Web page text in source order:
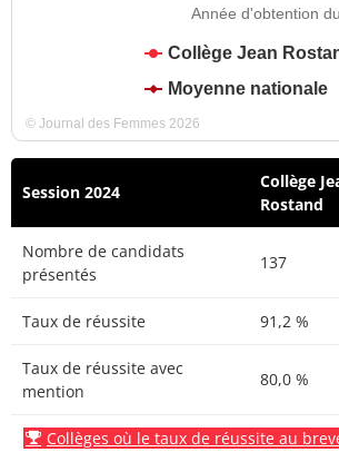
Année d'obtention
Collège Jean
Moyenne nationale
© Journal des Femmes 2026
Session 2024
Collège
Rostand
Nombre de candidats
présentés
137
Taux de réussite 91,2 %
Taux de réussite avec
mention
80,0 %
Collèges où le taux de réussite au